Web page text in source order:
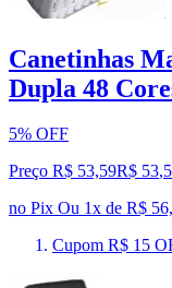
Canetinhas
Dupla 48
5% OFF
Preço R$ 53,59R$ 53,
no Pix Ou 1x de R$
Cupom R$ 15